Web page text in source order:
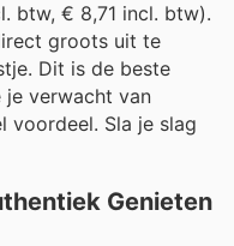
btw, € 8,71 incl. btw).
groots uit te
Dit is de beste
verwacht van
voordeel. Sla je slag
Genieten